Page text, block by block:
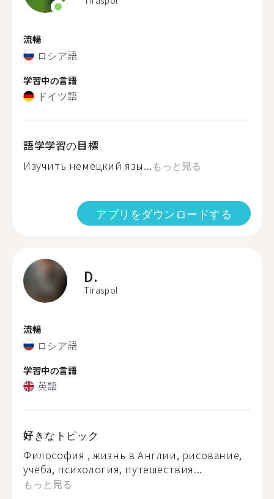
流暢
ロシア語
学習中の言語
ドイツ語
語学学習の目標
Изучить немецкий язы... もっと見る
アプリをダウンロードする
D.
Tiraspol
流暢
ロシア語
学習中の言語
英語
好きなトピック
Философия , жизнь в Англии, рисование,
учёба, психология, путешествия...
もっと見る